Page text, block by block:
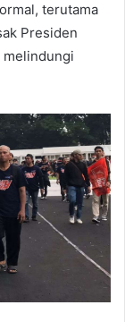
terutama
Presiden
melindungi